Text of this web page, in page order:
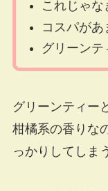
これじゃ
コスパがあ
グリーン
グリーンティー
柑橘系の香りな
っかりしてしま